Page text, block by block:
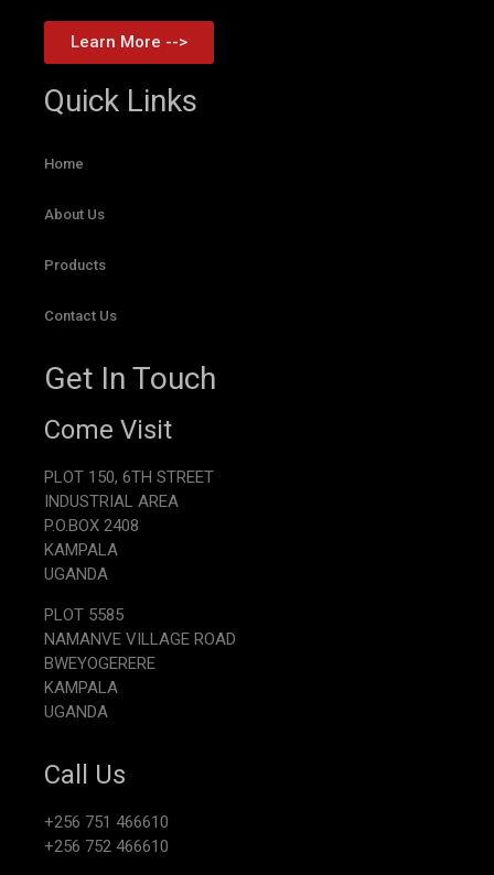
Learn More -->
Quick Links
Home
About Us
Products
Contact Us
Get In Touch
Come Visit
PLOT 150, 6TH STREET
INDUSTRIAL AREA
P.O.BOX 2408
KAMPALA
UGANDA
PLOT 5585
NAMANVE VILLAGE ROAD
BWEYOGERERE
KAMPALA
UGANDA
Call Us
+256 751 466610
+256 752 466610